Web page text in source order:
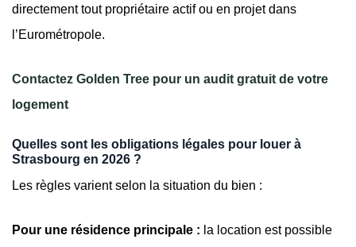
directement tout propriétaire actif ou en projet dans
l’Eurométropole.
Contactez Golden Tree pour un audit gratuit de votre
logement
Quelles sont les obligations légales pour louer à
Strasbourg en 2026 ?
Les règles varient selon la situation du bien :
Pour une résidence principale : la location est possible